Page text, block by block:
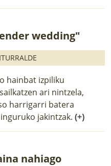
wedding"
hainbat izpiliku
ari nintzela,
harrigarri batera
jakintzak. (+)
nahiago